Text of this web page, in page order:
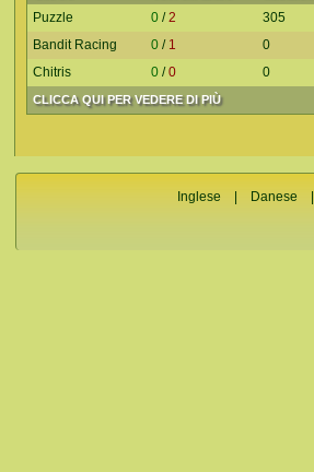
CLICCA QUI PER VEDERE DI PIÙ
Puzzle 0 /2
305
Bandit Racing
0 / 1
0
Chitris
0 /0 0
Inglese Danese